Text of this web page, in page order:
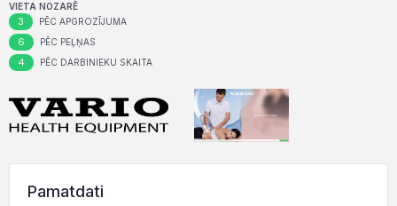
VIETA NOZARĒ
3 PĒC APGROZĪJUMA
6 PĒC PEĻŅAS
4 PĒC DARBINIEKU SKAITA
Pamatdati